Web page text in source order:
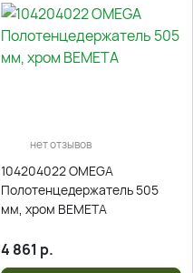
нет отзывов
104204022 OMEGA
Полотенцедержатель 505
мм, хром BEMETA
4 861 р.